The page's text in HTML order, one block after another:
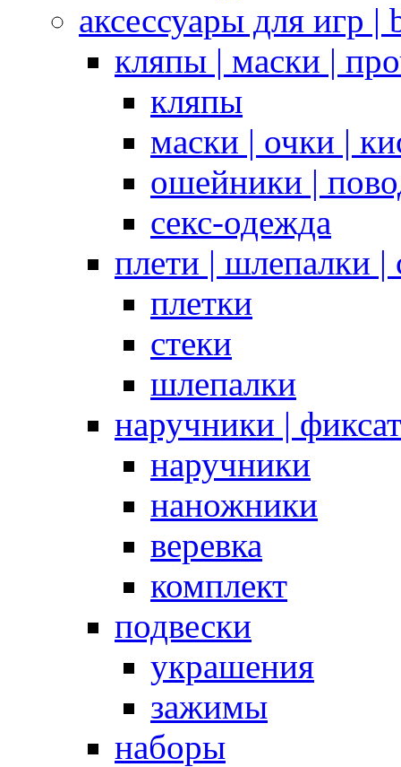
аксессуары для игр |
кляпы | маски |
кляпы
маски | очки |
ошейники |
секс-одежда
плети | шлепалки |
плетки
стеки
шлепалки
наручники |
наручники
наножники
веревка
комплект
подвески
украшения
зажимы
наборы